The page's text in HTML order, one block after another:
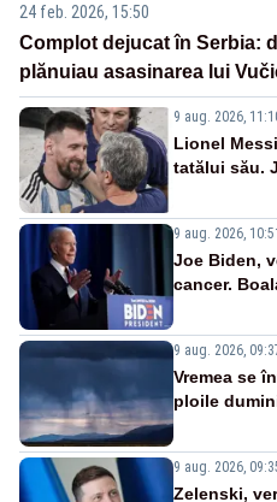
24 feb. 2026, 15:50
Complot dejucat în Serbia:
plănuiau asasinarea lui
9 aug. 2026,
Lionel
tatălui său.
9 aug. 2026,
Joe Biden,
cancer.
9 aug. 2026,
Vremea se
ploile
9 aug. 2026,
Zelenski,